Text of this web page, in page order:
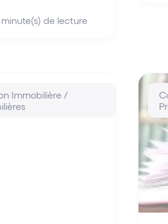
de lecture
Immobilière /